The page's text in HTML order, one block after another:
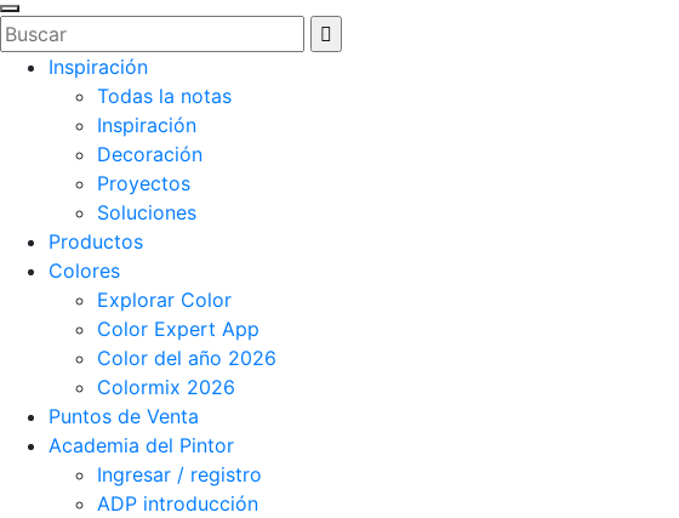
Inspiración
Todas la notas
Inspiración
Decoración
Proyectos
Soluciones
Productos
Colores
Explorar Color
Color Expert App
Color del año 2026
Colormix 2026
Puntos de Venta
Academia del Pintor
Ingresar / registro
ADP introducción